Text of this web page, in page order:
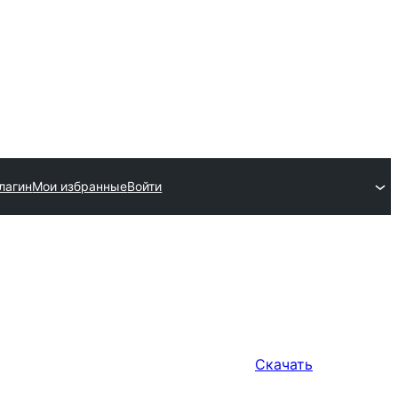
Мои избранныеВойти
Скачать